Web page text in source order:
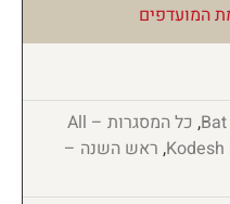
המועדפים
,
כל המסגרות – All
, ראש השנה –